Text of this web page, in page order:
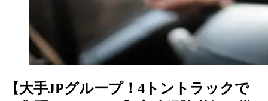
【大手JPグループ！4トントラックで